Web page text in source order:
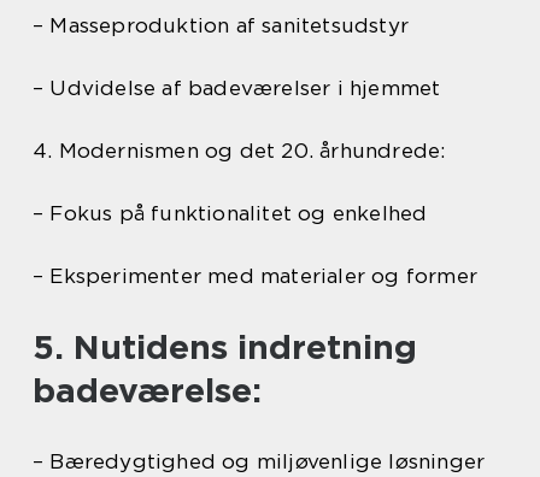
– Masseproduktion af sanitetsudstyr
– Udvidelse af badeværelser i hjemmet
4. Modernismen og det 20. århundrede:
– Fokus på funktionalitet og enkelhed
– Eksperimenter med materialer og former
5. Nutidens indretning
badeværelse:
– Bæredygtighed og miljøvenlige løsninger